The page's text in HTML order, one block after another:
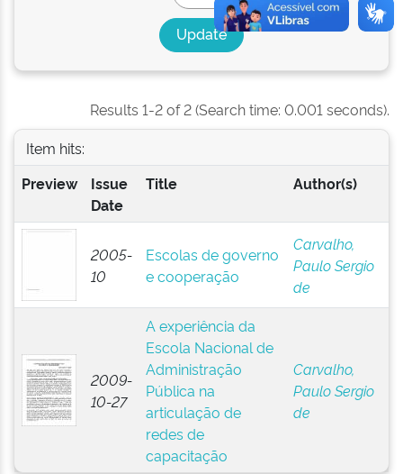
Results 1-2 of 2 (Search time: 0.001 seconds).
Item hits:
Preview
Issue
Date
Title Author(s)
2005-
10
Escolas de governo
e cooperação
Carvalho,
Paulo Sergio
de
2009-
10-27
A experiência da
Escola Nacional de
Administração
Pública na
articulação de
redes de
capacitação
Carvalho,
Paulo Sergio
de